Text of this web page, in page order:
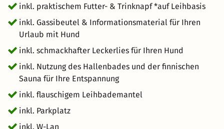
inkl. praktischem Futter- & Trinknapf *auf Leihbasis
inkl. Gassibeutel & Informationsmaterial für Ihren
Urlaub mit Hund
inkl. schmackhafter Leckerlies für Ihren Hund
inkl. Nutzung des Hallenbades und der finnischen
Sauna für Ihre Entspannung
inkl. flauschigem Leihbademantel
inkl. Parkplatz
inkl. W-Lan